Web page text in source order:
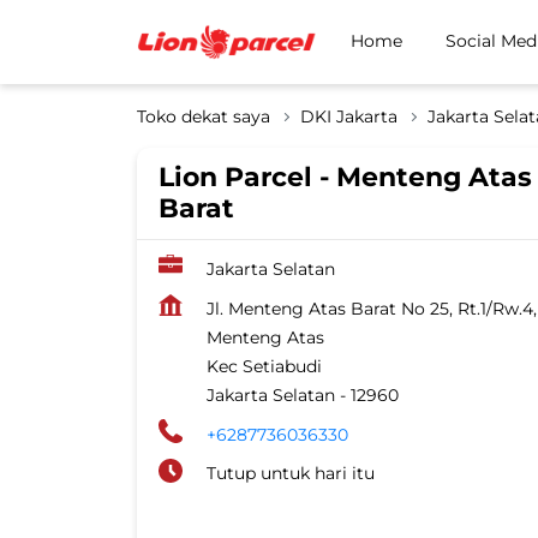
Home Social
Toko dekat saya DKI Jakarta Jakarta
Lion Parcel - Menteng Atas
Barat
Jakarta Selatan
Jl. Menteng Atas Barat No 25, Rt.1/Rw.4,
Menteng Atas
Kec Setiabudi
Jakarta Selatan - 12960
+6287736036330
Tutup untuk hari itu